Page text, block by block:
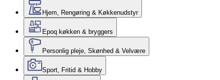
Hjem, Rengøring & Køkkenudstyr
Epoq køkken & bryggers
Personlig pleje, Skønhed & Velvære
Sport, Fritid & Hobby